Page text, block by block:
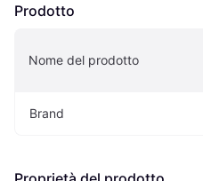
Prodotto
Nome del prodotto
Brand